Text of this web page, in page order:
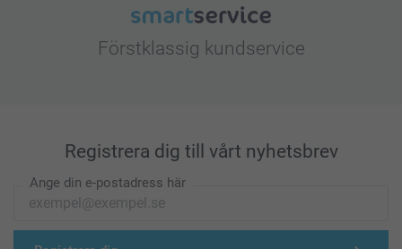
Förstklassig kundservice
Registrera dig till vårt nyhetsbrev
Ange din e-postadress här